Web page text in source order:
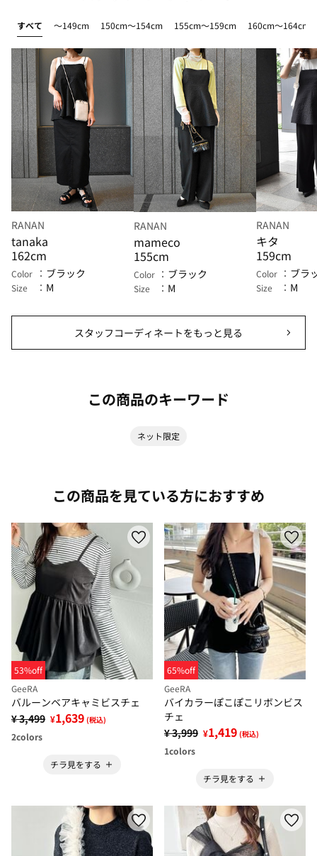
すべて ～149cm 150cm～154cm 155cm～159cm 160cm～164cm
RANAN
tanaka
162cm
Color ブラック
Size M
RANAN
mameco
155cm
Color ブラック
Size M
RANAN
キタ
159cm
Color ブラ
Size M
スタッフコーディネートをもっと見る
この商品のキーワード
ネット限定
この商品を見ている方におすすめ
53%off
GeeRA
バルーンベアキャミビスチェ
¥ 3,499 ¥1,639 (税込)
2colors
チラ見をする
65%off
GeeRA
バイカラーぽこぽこリボンビス
チェ
¥ 3,999 ¥1,419 (税込)
1colors
チラ見をする